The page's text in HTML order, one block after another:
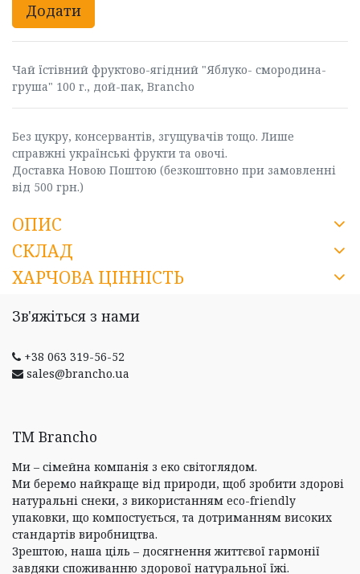
Додати
Чай їстівний фруктово-ягідний "Яблуко- смородина-
груша" 100 г., дой-пак, Brancho
Без цукру, консервантів, згущувачів тощо. Лише
справжні українські фрукти та овочі.
Доставка Новою Поштою (безкоштовно при замовленні
від 500 грн.)
ОПИС
СКЛАД
ХАРЧОВА ЦІННІСТЬ
Зв'яжіться з нами
+38 063 319-56-52
sales@brancho.ua
ТM Brancho
Ми – сімейна компанія з еко світоглядом.
Ми беремо найкраще від природи, щоб зробити здорові
натуральні снеки, з використанням eco-friendly
упаковки, що компостується, та дотриманням високих
стандартів виробництва.
Зрештою, наша ціль – досягнення життєвої гармонії
завдяки споживанню здорової натуральної їжі.